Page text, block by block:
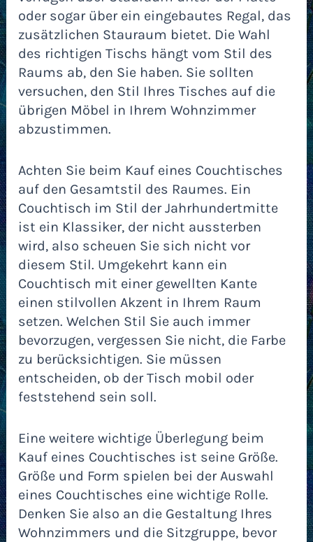
oder sogar über ein eingebautes Regal, das
zusätzlichen Stauraum bietet. Die Wahl
des richtigen Tischs hängt vom Stil des
Raums ab, den Sie haben. Sie sollten
versuchen, den Stil Ihres Tisches auf die
übrigen Möbel in Ihrem Wohnzimmer
abzustimmen.
Achten Sie beim Kauf eines Couchtisches
auf den Gesamtstil des Raumes. Ein
Couchtisch im Stil der Jahrhundertmitte
ist ein Klassiker, der nicht aussterben
wird, also scheuen Sie sich nicht vor
diesem Stil. Umgekehrt kann ein
Couchtisch mit einer gewellten Kante
einen stilvollen Akzent in Ihrem Raum
setzen. Welchen Stil Sie auch immer
bevorzugen, vergessen Sie nicht, die Farbe
zu berücksichtigen. Sie müssen
entscheiden, ob der Tisch mobil oder
feststehend sein soll.
Eine weitere wichtige Überlegung beim
Kauf eines Couchtisches ist seine Größe.
Größe und Form spielen bei der Auswahl
eines Couchtisches eine wichtige Rolle.
Denken Sie also an die Gestaltung Ihres
Wohnzimmers und die Sitzgruppe, bevor